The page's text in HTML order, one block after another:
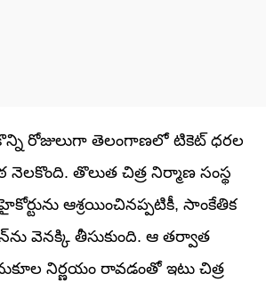
రోజులుగా తెలంగాణలో టికెట్ ధరల
నెలకొంది. తొలుత చిత్ర నిర్మాణ సంస్థ
ఆశ్రయించినప్పటికీ, సాంకేతిక
వెనక్కి తీసుకుంది. ఆ తర్వాత
నిర్ణయం రావడంతో ఇటు చిత్ర